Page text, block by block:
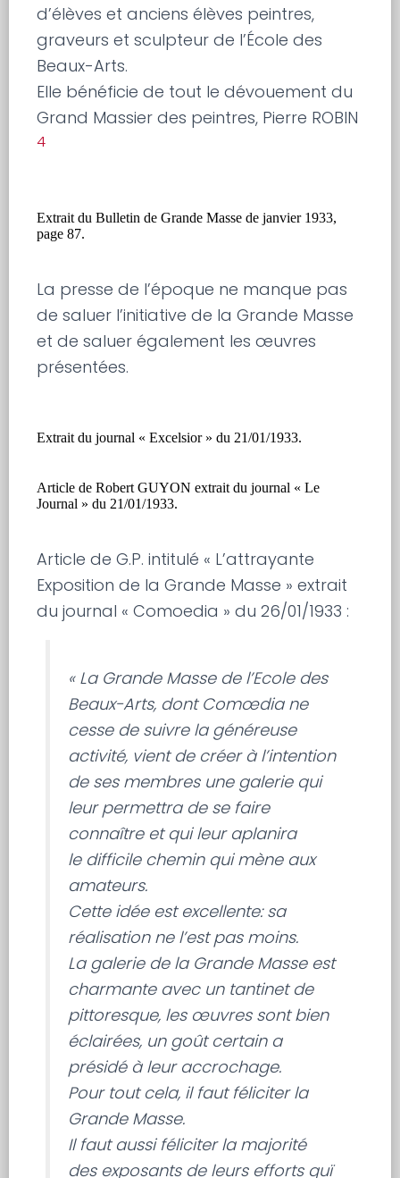
d’élèves et anciens élèves peintres,
graveurs et sculpteur de l’École des
Beaux-Arts.
Elle bénéficie de tout le dévouement du
Grand Massier des peintres, Pierre ROBIN
4
Extrait du Bulletin de Grande Masse de janvier 1933,
page 87.
La presse de l’époque ne manque pas
de saluer l’initiative de la Grande Masse
et de saluer également les œuvres
présentées.
Extrait du journal « Excelsior » du 21/01/1933.
Article de Robert GUYON extrait du journal « Le
Journal » du 21/01/1933.
Article de G.P. intitulé « L’attrayante
Exposition de la Grande Masse » extrait
du journal « Comoedia » du 26/01/1933 :
« La Grande Masse de l’Ecole des
Beaux-Arts, dont Comœdia ne
cesse de suivre la généreuse
activité, vient de créer à l’intention
de ses membres une galerie qui
leur permettra de se faire
connaître et qui leur aplanira
le difficile chemin qui mène aux
amateurs.
Cette idée est excellente: sa
réalisation ne l’est pas moins.
La galerie de la Grande Masse est
charmante avec un tantinet de
pittoresque, les œuvres sont bien
éclairées, un goût certain a
présidé à leur accrochage.
Pour tout cela, il faut féliciter la
Grande Masse.
Il faut aussi féliciter la majorité
des exposants de leurs efforts quï